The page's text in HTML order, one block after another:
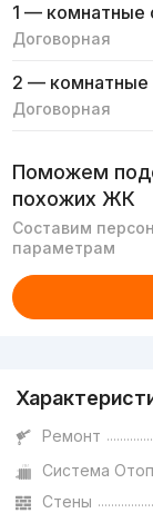
1 — комнатные
Договорная
2 — комнатные
Договорная
Поможем
похожих ЖК
Составим
параметрам
Ремонт
Система
Стены